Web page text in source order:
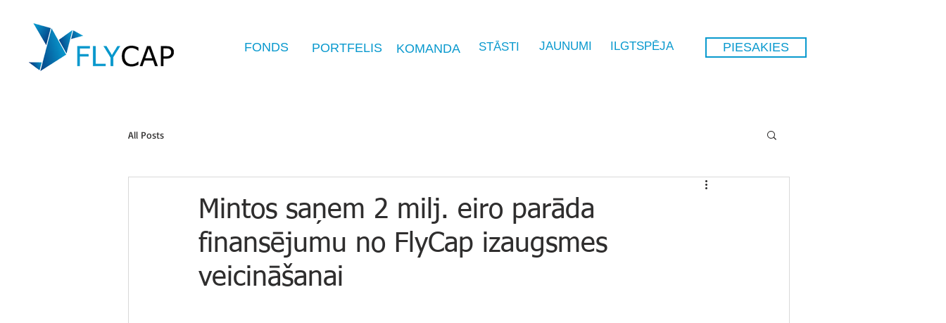
FONDS PORTFELIS KOMANDA STĀSTI JAUNUMI ILGTSPĒJA PIESAKIES
All Posts
Mintos saņem 2 milj. eiro parāda
finansējumu no FlyCap izaugsmes
veicināšanai